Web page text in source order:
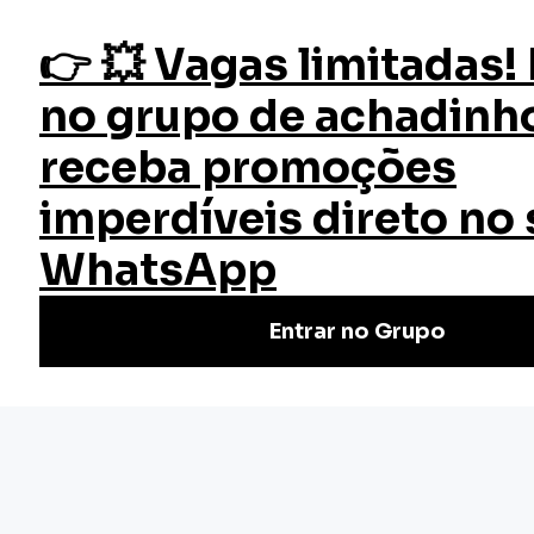
fazer login
Início Cursos Cursos Gratuitos Provas no Direito Trabalhista
Curso Provas no Direito
Trabalhista
Trabalhista da EW. Aumente seu conhecimento jurídico.
Inscreva-se já e potencialize sua carreira!